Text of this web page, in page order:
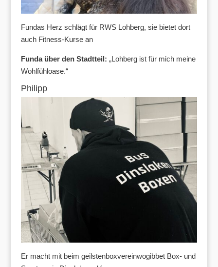
Fundas Herz schlägt für RWS Lohberg, sie bietet dort
auch Fitness-Kurse an
Funda über den Stadtteil: „Lohberg ist für mich meine
Wohlfühloase.“
Philipp
Er macht mit beim geilstenboxvereinwogibbet Box- und